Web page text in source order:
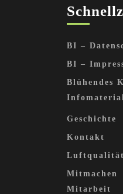
BI –
BI –
Blühendes
Geschichte
Kontakt
Luftqualität
Mitmachen
Mitarbeit